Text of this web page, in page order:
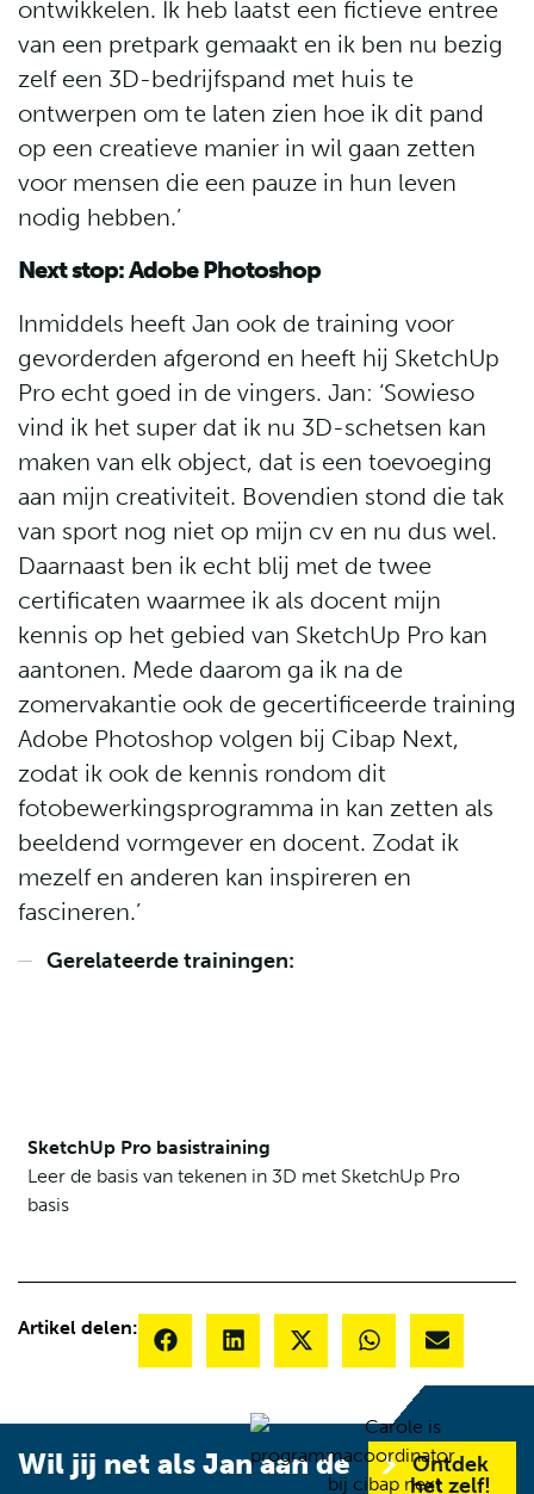
ontwikkelen. Ik heb laatst een fictieve entree
van een pretpark gemaakt en ik ben nu bezig
zelf een 3D-bedrijfspand met huis te
ontwerpen om te laten zien hoe ik dit pand
op een creatieve manier in wil gaan zetten
voor mensen die een pauze in hun leven
nodig hebben.’
Next stop: Adobe Photoshop
Inmiddels heeft Jan ook de training voor
gevorderden afgerond en heeft hij SketchUp
Pro echt goed in de vingers. Jan: ‘Sowieso
vind ik het super dat ik nu 3D-schetsen kan
maken van elk object, dat is een toevoeging
aan mijn creativiteit. Bovendien stond die tak
van sport nog niet op mijn cv en nu dus wel.
Daarnaast ben ik echt blij met de twee
certificaten waarmee ik als docent mijn
kennis op het gebied van SketchUp Pro kan
aantonen. Mede daarom ga ik na de
zomervakantie ook de gecertificeerde training
Adobe Photoshop volgen bij Cibap Next,
zodat ik ook de kennis rondom dit
fotobewerkingsprogramma in kan zetten als
beeldend vormgever en docent. Zodat ik
mezelf en anderen kan inspireren en
fascineren.’
Gerelateerde trainingen:
SketchUp Pro basistraining
Leer de basis van tekenen in 3D met SketchUp Pro
basis
Artikel delen:
Wil jij net als Jan aan de
Ontdek
het zelf!